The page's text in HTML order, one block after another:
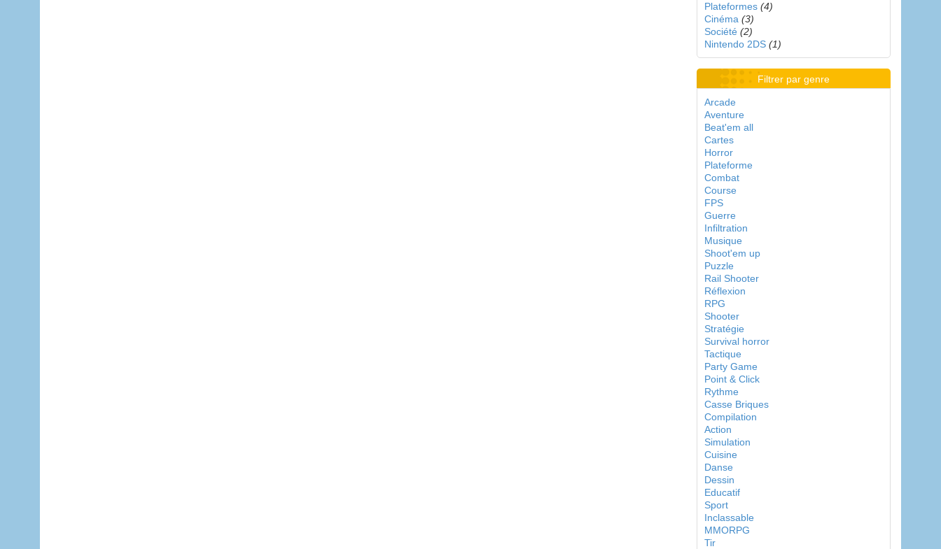
Plateformes (4)
Cinéma (3)
Société (2)
Nintendo 2DS (1)
Filtrer par genre
Arcade
Aventure
Beat'em all
Cartes
Horror
Plateforme
Combat
Course
FPS
Guerre
Infiltration
Musique
Shoot'em up
Puzzle
Rail Shooter
Réflexion
RPG
Shooter
Stratégie
Survival horror
Tactique
Party Game
Point & Click
Rythme
Casse Briques
Compilation
Action
Simulation
Cuisine
Danse
Dessin
Educatif
Sport
Inclassable
MMORPG
Tir